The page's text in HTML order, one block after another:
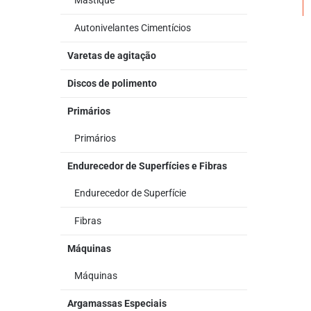
Autonivelantes Cimentícios
Varetas de agitação
Discos de polimento
Primários
Primários
Endurecedor de Superfícies e Fibras
Endurecedor de Superfície
Fibras
Máquinas
Máquinas
Argamassas Especiais